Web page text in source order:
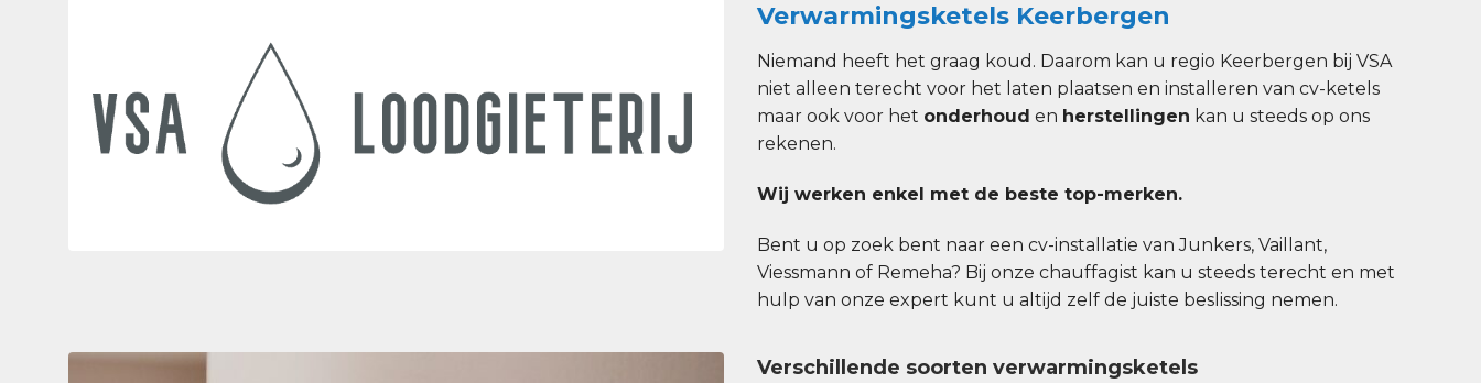
Verwarmingsketels Keerbergen
Niemand heeft het graag koud. Daarom kan u regio Keerbergen bij VSA
niet alleen terecht voor het laten plaatsen en installeren van cv-ketels
maar ook voor het onderhoud en herstellingen kan u steeds op ons
rekenen.
Wij werken enkel met de beste top-merken.
Bent u op zoek bent naar een cv-installatie van Junkers, Vaillant,
Viessmann of Remeha? Bij onze chauffagist kan u steeds terecht en met
hulp van onze expert kunt u altijd zelf de juiste beslissing nemen.
Verschillende soorten verwarmingsketels